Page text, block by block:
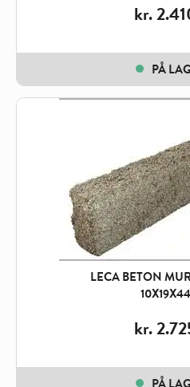
kr.
PÅ
LECA BETON
kr.
PÅ